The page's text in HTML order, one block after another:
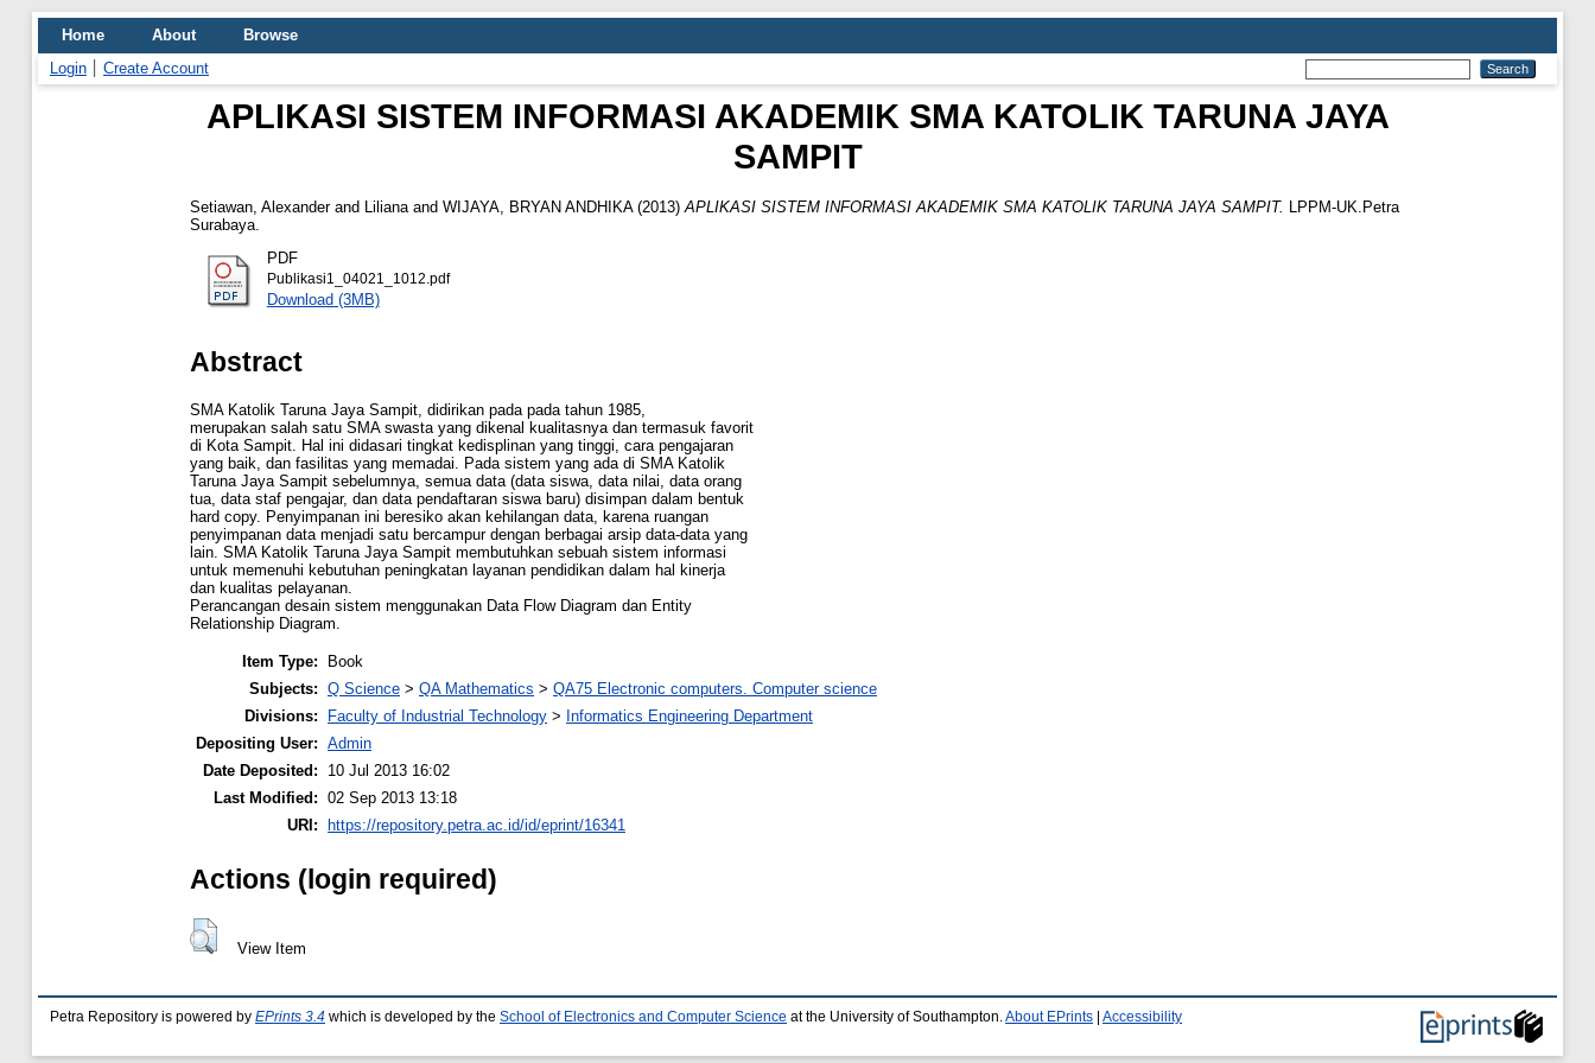
Home About
Browse
Login
Create Account
APLIKASI SISTEM INFORMASI AKADEMIK SMA KATOLIK TARUNA JAYA
SAMPIT
Setiawan, Alexanderand Liliana and WIJAYA, BRYAN ANDHIKA(2013) APLIKASI SISTEM INFORMASI AKADEMIK SMA KATOLIK TARUNA JAYA SAMPIT.
LPPM-UK.Petra
Surabaya.
PDF
Publikasi1_04021_1012.pdf
Download (3MB)
Abstract
SMA Katolik Taruna Jaya Sampit, didirikan pada pada tahun 1985,
merupakan salah satu SMA swasta yang dikenal kualitasnya dan termasuk favorit
di Kota Sampit. Hal ini didasari tingkat kedisplinan yang tinggi, cara pengajaran
yang baik, dan fasilitas yang memadai. Pada sistem yang ada di SMA Katolik
Taruna Jaya Sampit sebelumnya, semua data (data siswa, data nilai, data orang
tua, data staf pengajar, dan data pendaftaran siswa baru) disimpan dalam bentuk
hard copy. Penyimpanan ini beresiko akan kehilangan data, karena ruangan
penyimpanan data menjadi satu bercampur dengan berbagai arsip data-data yang
lain. SMA Katolik Taruna Jaya Sampit membutuhkan sebuah sistem informasi
untuk memenuhi kebutuhan peningkatan layanan pendidikan dalam hal kinerja
dan kualitas pelayanan.
Perancangan desain sistem menggunakan Data Flow Diagram dan Entity
Relationship Diagram.
Item Type:
Book
Subjects: Q Science > QA Mathematics > QA75 Electronic computers. Computer science
Divisions:
Faculty of Industrial Technology > Informatics Engineering Department
Depositing User: Admin
Date Deposited:
10 Jul 2013 16:02
Last Modified: 02 Sep 2013 13:18
URI:
https://repository.petra.ac.id/id/eprint/16341
Actions (login required)
View Item
Petra Repository is powered by EPrints 3.4 which is developed by the School of Electronics and Computer Science at the University of Southampton.About EPrints Accessibility